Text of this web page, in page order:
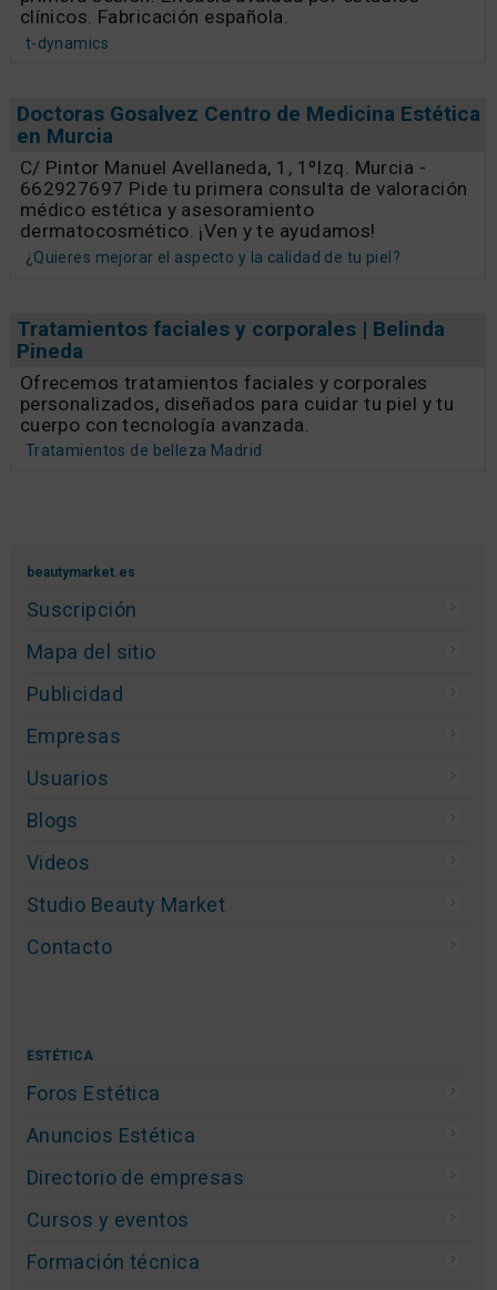
clínicos. Fabricación española.
t-dynamics
Doctoras Gosalvez Centro de Medicina Estética
en Murcia
C/ Pintor Manuel Avellaneda, 1, 1ºIzq. Murcia -
662927697 Pide tu primera consulta de valoración
médico estética y asesoramiento
dermatocosmético. ¡Ven y te ayudamos!
¿Quieres mejorar el aspecto y la calidad de tu piel?
Tratamientos faciales y corporales | Belinda
Pineda
Ofrecemos tratamientos faciales y corporales
personalizados, diseñados para cuidar tu piel y tu
cuerpo con tecnología avanzada.
Tratamientos de belleza Madrid
beautymarket.es
Suscripción
Mapa del sitio
Publicidad
Empresas
Usuarios
Blogs
Videos
Studio Beauty Market
Contacto
ESTÉTICA
Foros Estética
Anuncios Estética
Directorio de empresas
Cursos y eventos
Formación técnica